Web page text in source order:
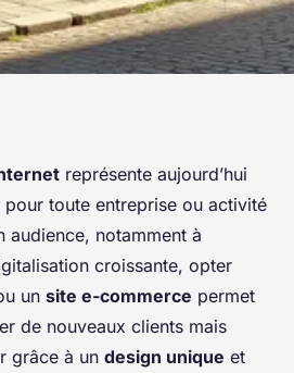
internet unique à
sa présence
• 6 min de lecture
représente aujourd’hui
pour toute entreprise ou activité
audience, notamment à
croissante, opter
un site e-commerce permet
de nouveaux clients mais
grâce à un design unique et